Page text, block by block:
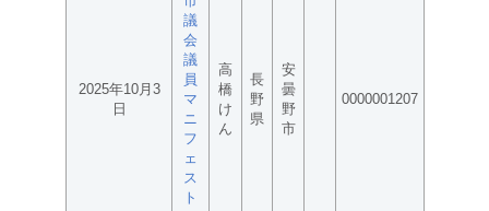
2025年10月3
日
議
会
議
員
マ
ニ
フ
ェ
ス
ト
高
橋
け
ん
長
野
県
安
曇
野
市
0000001207